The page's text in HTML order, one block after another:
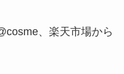
、楽天市場から